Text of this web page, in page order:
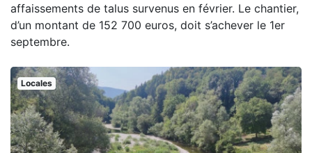
affaissements de talus survenus en février. Le chantier,
d’un montant de 152 700 euros, doit s’achever le 1er
septembre.
Locales